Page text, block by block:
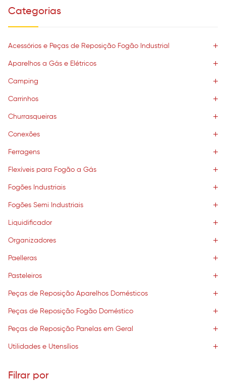
Categorias
Acessórios e Peças de Reposição Fogão Industrial
Aparelhos a Gás e Elétricos
Camping
Carrinhos
Churrasqueiras
Conexões
Ferragens
Flexíveis para Fogão a Gás
Fogões Industriais
Fogões Semi Industriais
Liquidificador
Organizadores
Paelleras
Pasteleiros
Peças de Reposição Aparelhos Domésticos
Peças de Reposição Fogão Doméstico
Peças de Reposição Panelas em Geral
Utilidades e Utensílios
Filrar por